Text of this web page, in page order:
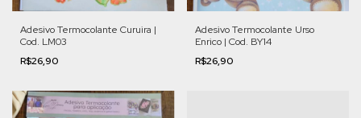
Adesivo Termocolante Curuira |
Cod. LM03
R$26,90
Adesivo Termocolante Urso
Enrico | Cod. BY14
R$26,90